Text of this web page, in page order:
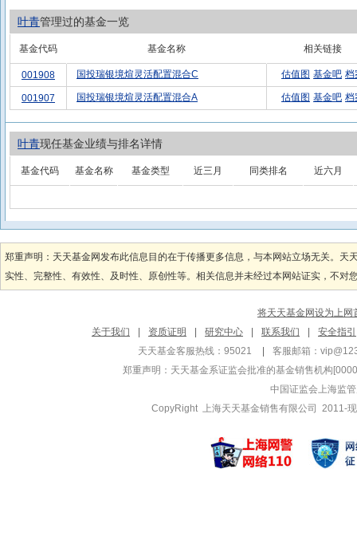
叶青管理过的基金一览
基金代码 基金名称 相关链接
001908 国投瑞银境煊灵活配置混合C 估值图 基金吧 档
001907 国投瑞银境煊灵活配置混合A 估值图 基金吧 档
叶青现任基金业绩与排名详情
基金代码 基金名称 基金类型 近三月 同类排名 近六月
郑重声明：天天基金网发布此信息目的在于传播更多信息，与本网站立场无关。
实性、完整性、有效性、及时性、原创性等。相关信息并未经过本网站证实，不
将天天基金网设为上网
关于我们
资质证明 研究中心 联系我们
安全指引
天天基金客服热线：95021
客服邮箱：
郑重声明： 天天基金系证监会批准的基金销售机构
中国证监会上海监
CopyRight 上海天天基金销售有限公司 2011-